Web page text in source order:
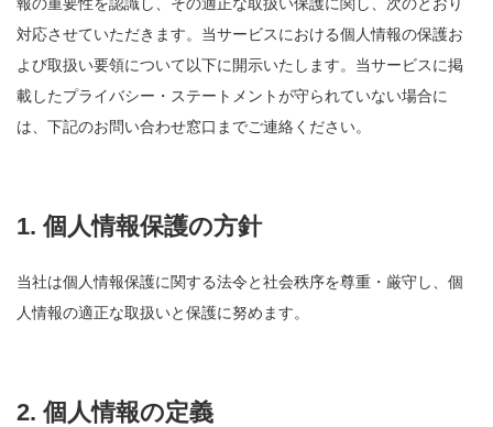
対応させていただきます。当サービスにおける個人情報の保護お
よび取扱い要領について以下に開示いたします。当サービスに掲
載したプライバシー・ステートメントが守られていない場合に
は、下記のお問い合わせ窓口までご連絡ください。
1. 個人情報保護の方針
当社は個人情報保護に関する法令と社会秩序を尊重・厳守し、個
人情報の適正な取扱いと保護に努めます。
2. 個人情報の定義